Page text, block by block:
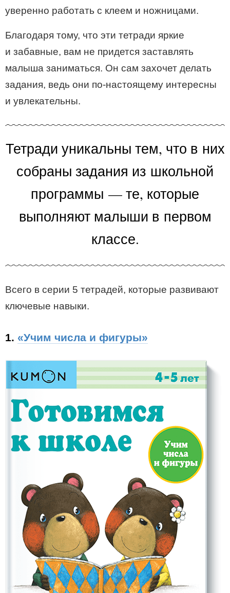
уверенно работать с клеем и ножницами.
Благодаря тому, что эти тетради яркие
и забавные, вам не придется заставлять
малыша заниматься. Он сам захочет делать
задания, ведь они по-настоящему интересны
и увлекательны.
Тетради уникальны тем, что в них
собраны задания из школьной
программы — те, которые
выполняют малыши в первом
классе.
Всего в серии 5 тетрадей, которые развивают
ключевые навыки.
1. «Учим числа и фигуры»